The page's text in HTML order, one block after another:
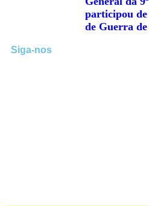
participou
de Guerra
Siga-nos